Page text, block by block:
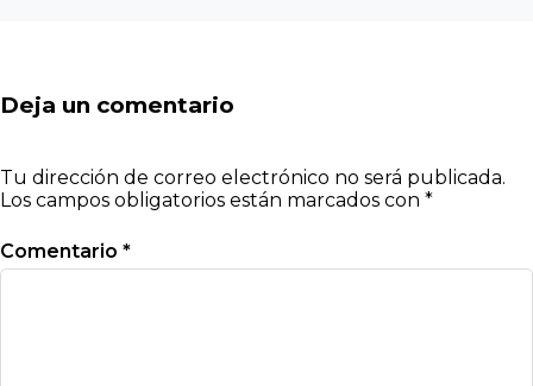
Deja un comentario
Tu dirección de correo electrónico no será publicada.
Los campos obligatorios están marcados con *
Comentario *